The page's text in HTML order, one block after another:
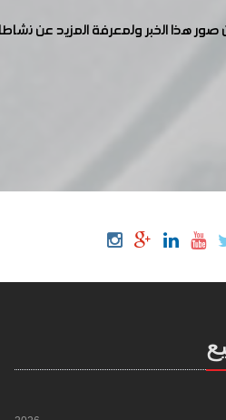
هذا الخبر ولمعرفة المزيد عن